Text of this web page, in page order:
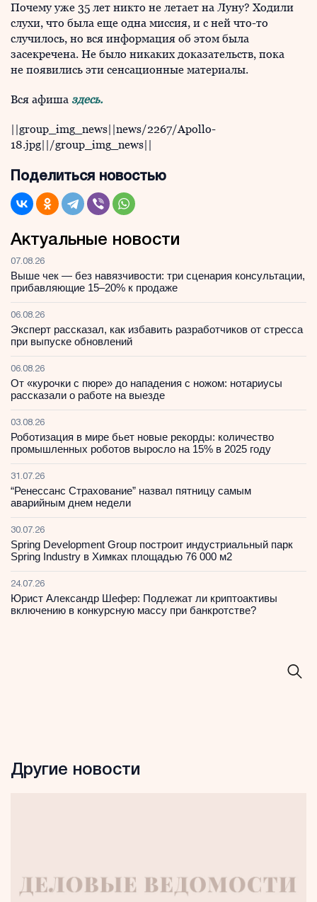
Почему уже 35 лет никто не летает на Луну? Ходили
слухи, что была еще одна миссия, и с ней что-то
случилось, но вся информация об этом была
засекречена. Не было никаких доказательств, пока
не появились эти сенсационные материалы.
Вся афиша здесь.
||group_img_news||news/2267/Apollo-
18.jpg||/group_img_news||
Поделиться новостью
Актуальные новости
07.08.26
Выше чек — без навязчивости: три сценария консультации,
прибавляющие 15–20% к продаже
06.08.26
Эксперт рассказал, как избавить разработчиков от стресса
при выпуске обновлений
06.08.26
От «курочки с пюре» до нападения с ножом: нотариусы
рассказали о работе на выезде
03.08.26
Роботизация в мире бьет новые рекорды: количество
промышленных роботов выросло на 15% в 2025 году
31.07.26
“Ренессанс Страхование” назвал пятницу самым
аварийным днем недели
30.07.26
Spring Development Group построит индустриальный парк
Spring Industry в Химках площадью 76 000 м2
24.07.26
Юрист Александр Шефер: Подлежат ли криптоактивы
включению в конкурсную массу при банкротстве?
Другие новости